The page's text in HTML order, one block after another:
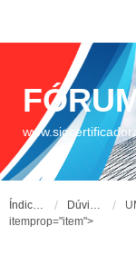
Índice do fórum Dúvidas Frequentes
itemprop="item">